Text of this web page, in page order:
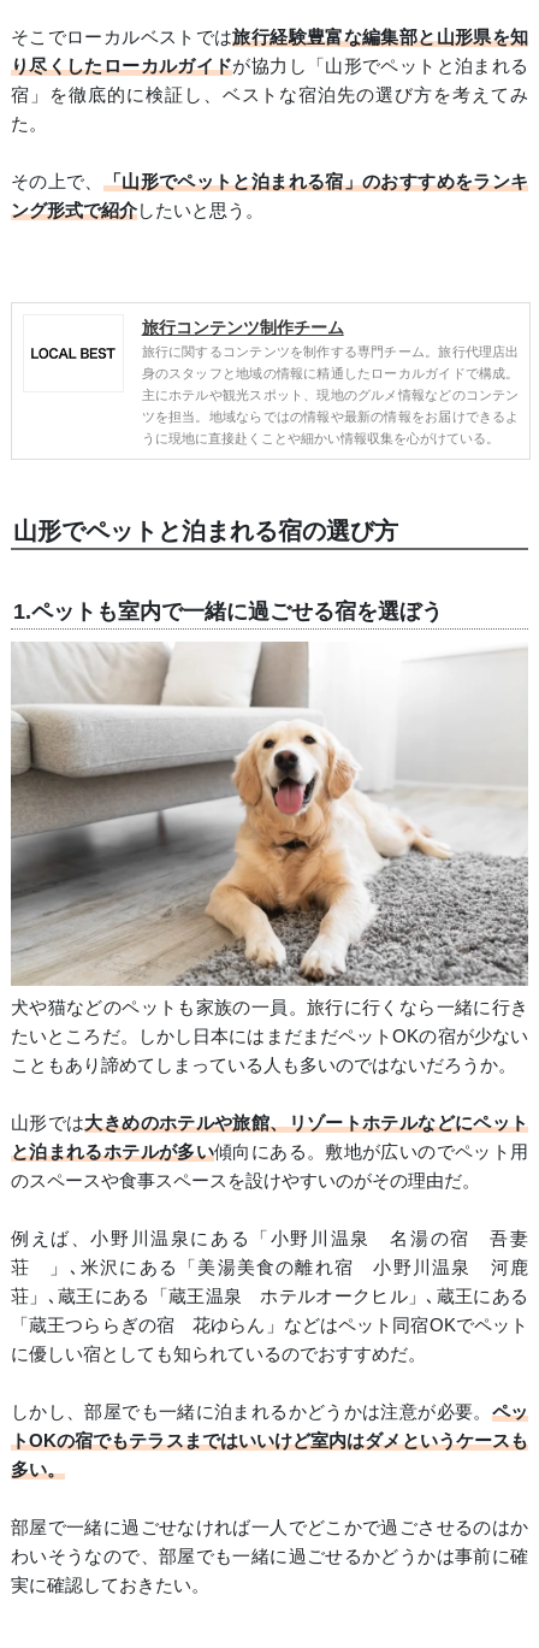
そこでローカルベストでは旅行経験豊富な編集部と山形県を知
り尽くしたローカルガイドが協力し「山形でペットと泊まれる
宿」を徹底的に検証し、ベストな宿泊先の選び方を考えてみ
た。
その上で、 「山形でペットと泊まれる宿」のおすすめをランキ
ング形式で紹介したいと思う。
旅行コンテンツ制作チーム
旅行に関するコンテンツを制作する専門チーム。旅行代理店出
身のスタッフと地域の情報に精通したローカルガイドで構成。
主にホテルや観光スポット、現地のグルメ情報などのコンテン
ツを担当。地域ならではの情報や最新の情報をお届けできるよ
うに現地に直接赴くことや細かい情報収集を心がけている。
山形でペットと泊まれる宿の選び方
1.ペットも室内で一緒に過ごせる宿を選ぼう
犬や猫などのペットも家族の一員。旅行に行くなら一緒に行き
たいところだ。しかし日本にはまだまだペットOKの宿が少ない
こともあり諦めてしまっている人も多いのではないだろうか。
山形では大きめのホテルや旅館、リゾートホテルなどにペット
と泊まれるホテルが多い傾向にある。敷地が広いのでペット用
のスペースや食事スペースを設けやすいのがその理由だ。
例えば、小野川温泉にある「小野川温泉 名湯の宿 吾妻
荘 」､米沢にある「美湯美食の離れ宿 小野川温泉 河鹿
荘」､蔵王にある「蔵王温泉 ホテルオークヒル」､蔵王にある
「蔵王つららぎの宿 花ゆらん」などはペット同宿OKでペット
に優しい宿としても知られているのでおすすめだ。
しかし、部屋でも一緒に泊まれるかどうかは注意が必要。 ペッ
トOKの宿でもテラスまではいいけど室内はダメというケースも
多い。
部屋で一緒に過ごせなければ一人でどこかで過ごさせるのはか
わいそうなので、部屋でも一緒に過ごせるかどうかは事前に確
実に確認しておきたい。